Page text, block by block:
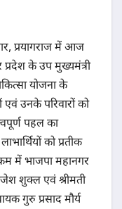
प्रयागराज में आज
प्रदेश के उप मुख्यमंत्री
योजना के
उनके परिवारों को
पहल का
को प्रतीक
में भाजपा महानगर
शुक्ल एवं श्रीमती
गुरु प्रसाद मौर्य